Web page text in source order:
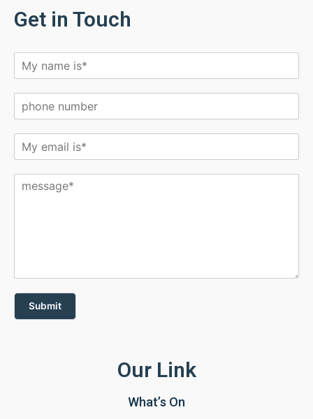
Get in Touch
Submit
Our Link
What’s On